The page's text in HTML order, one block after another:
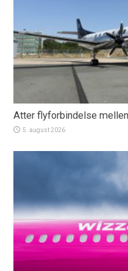
Atter flyforbindelse
5. august 2026